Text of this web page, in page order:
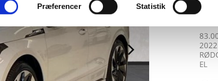
Præferencer Statistik
2022
BY
EL